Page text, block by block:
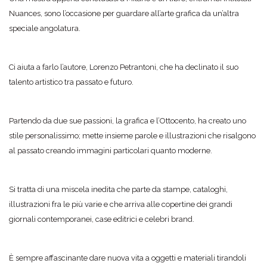
Nuances, sono l’occasione per guardare all’arte grafica da un’altra
speciale angolatura.
Ci aiuta a farlo l’autore, Lorenzo Petrantoni, che ha declinato il suo
talento artistico tra passato e futuro.
Partendo da due sue passioni, la grafica e l’Ottocento, ha creato uno
stile personalissimo; mette insieme parole e illustrazioni che risalgono
al passato creando immagini particolari quanto moderne.
Si tratta di una miscela inedita che parte da stampe, cataloghi,
illustrazioni fra le più varie e che arriva alle copertine dei grandi
giornali contemporanei, case editrici e celebri brand.
È sempre affascinante dare nuova vita a oggetti e materiali tirandoli